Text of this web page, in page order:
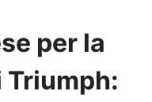
per la
Triumph: